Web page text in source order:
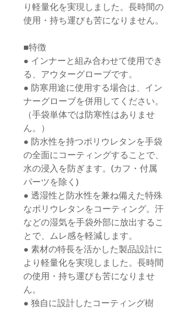
り軽量化を実現しました。長時間の
使用・持ち運びも苦になりません。
■特徴
● インナーと組み合わせて使用でき
る、アウターグローブです。
● 防寒用途に使用する場合は、イン
ナーグローブを併用してください。
（手袋単体では防寒性はありませ
ん。）
● 防水性を持つポリウレタンを手袋
の全面にコーティングすることで、
水の浸入を防ぎます。(カフ・付属
パーツを除く)
● 透湿性と防水性を兼ね備えた特殊
なポリウレタンをコーティング。汗
などの湿気を手袋外部に放出するこ
とで、ムレ感を軽減します。
● 素材の特長を活かした製品設計に
より軽量化を実現しました。長時間
の使用・持ち運びも苦になりませ
ん。
● 独自に設計したコーティング樹